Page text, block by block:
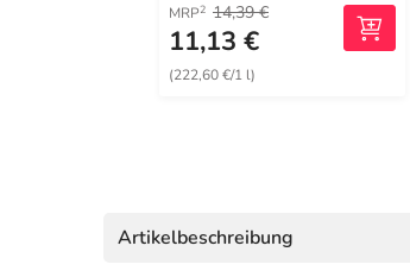
MRP2 14,39 €
11,13 €
(222,60 €/1 l)
Artikelbeschreibung